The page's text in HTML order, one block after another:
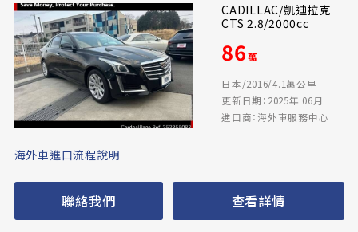
CADILLAC/凱迪拉克
CTS 2.8/2000cc
86萬
日本/2016/4.1萬公里
更新日期：2025年 06月
進口商：海外車服務中心
海外車進口流程說明
聯絡我們 查看詳情